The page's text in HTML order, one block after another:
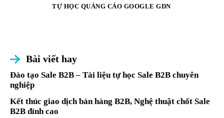
TỰ HỌC QUẢNG CÁO GOOGLE GDN
Bài viết hay
Đào tạo Sale B2B – Tài liệu tự học Sale B2B chuyên
nghiệp
Kết thúc giao dịch bán hàng B2B, Nghệ thuật chốt Sale
B2B đỉnh cao